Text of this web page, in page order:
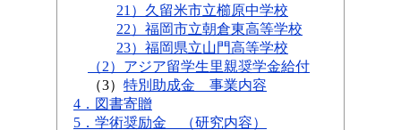
21）久留米市立櫛原中学校
22）福岡市立朝倉東高等学校
23）福岡県立山門高等学校
（2） アジア留学生里親奨学金給付
（3） 特別助成金 事業内容
4．図書寄贈
5．学術奨励金 （研究内容）